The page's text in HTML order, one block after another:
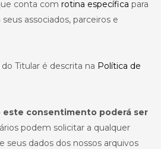
conta com rotina específica para
associados, parceiros e
Titular é descrita na Política de
consentimento poderá ser
podem solicitar a qualquer
seus dados dos nossos arquivos